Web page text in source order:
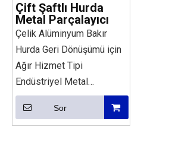
Çift Şaftlı Hurda
Metal Parçalayıcı
Çelik Alüminyum Bakır
Hurda Geri Dönüşümü için
Ağır Hizmet Tipi
Endüstriyel Metal
Parçalayıcı
Sor